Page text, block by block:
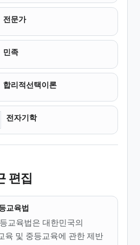
전문가
민족
합리적선택이론
전자기학
편집
교육법
교육법은 대한민국의
육 및 중등교육에 관한 제반